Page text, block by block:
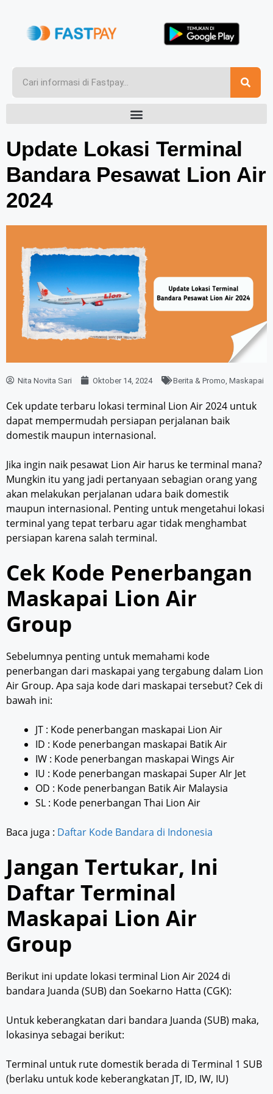
Update Lokasi Terminal
Bandara Pesawat Lion Air
2024
Nita Novita Sari Oktober 14, 2024 Berita & Promo Maskapai
Cek update terbaru lokasi terminal Lion Air 2024 untuk
dapat mempermudah persiapan perjalanan baik
domestik maupun internasional.
Jika ingin naik pesawat Lion Air harus ke terminal mana?
Mungkin itu yang jadi pertanyaan sebagian orang yang
akan melakukan perjalanan udara baik domestik
maupun internasional. Penting untuk mengetahui lokasi
terminal yang tepat terbaru agar tidak menghambat
persiapan karena salah terminal.
Cek Kode Penerbangan
Maskapai Lion Air
Group
Sebelumnya penting untuk memahami kode
penerbangan dari maskapai yang tergabung dalam Lion
Air Group. Apa saja kode dari maskapai tersebut? Cek di
bawah ini:
JT : Kode penerbangan maskapai Lion Air
ID : Kode penerbangan maskapai Batik Air
IW : Kode penerbangan maskapai Wings Air
IU : Kode penerbangan maskapai Super AIr Jet
OD : Kode penerbangan Batik Air Malaysia
SL : Kode penerbangan Thai Lion Air
Baca juga : Daftar Kode Bandara di Indonesia
Jangan Tertukar, Ini
Daftar Terminal
Maskapai Lion Air
Group
Berikut ini update lokasi terminal Lion Air 2024 di
bandara Juanda (SUB) dan Soekarno Hatta (CGK):
Untuk keberangkatan dari bandara Juanda (SUB) maka,
lokasinya sebagai berikut:
Terminal untuk rute domestik berada di Terminal 1 SUB
(berlaku untuk kode keberangkatan JT, ID, IW, IU)